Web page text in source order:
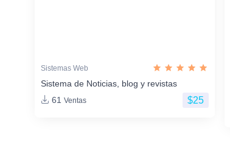
Sistemas Web
Sistema de Noticias, blog y revistas
61 Ventas $25